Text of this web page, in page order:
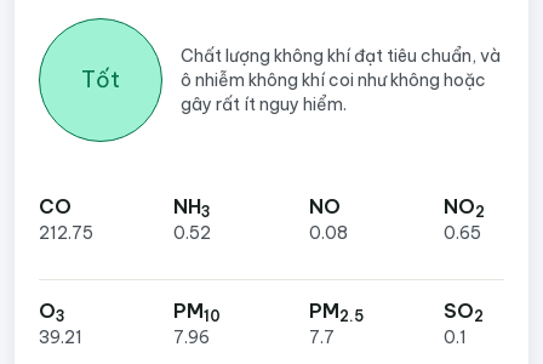
Tốt
Chất lượng không khí đạt tiêu chuẩn, và
ô nhiễm không khí coi như không hoặc
gây rất ít nguy hiểm.
CO
212.75
NH3
0.52
NO
0.08
NO2
0.65
O3
39.21
PM10
7.96
PM2.5
7.7
SO2
0.1